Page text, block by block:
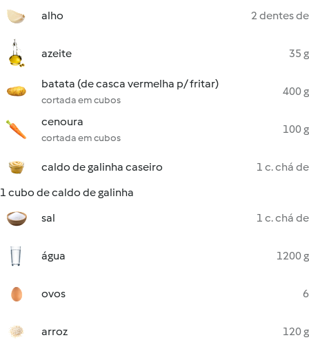
alho 2 dentes de
azeite 35 g
batata (de casca vermelha p/ fritar)
cortada em cubos
400 g
cenoura
cortada em cubos
100 g
caldo de galinha caseiro
1 c. chá de
1 cubo de caldo de galinha
sal
1 c. chá de
água 1200 g
ovos 6
arroz 120 g